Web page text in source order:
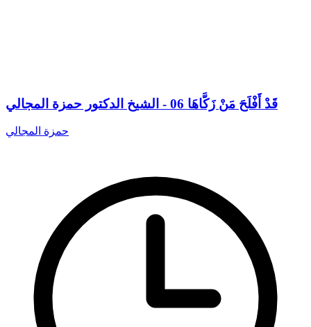
قَدْ أَفْلَحَ مَنْ زَكَّاهَا 06 - الشيخ الدكتور حمزة المجالي
حمزة المجالي